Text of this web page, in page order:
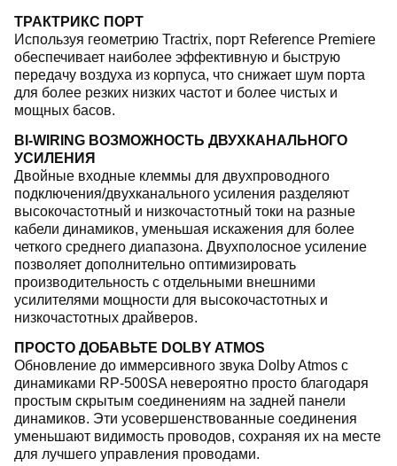
ТРАКТРИКС ПОРТ
Используя геометрию Tractrix, порт Reference Premiere
обеспечивает наиболее эффективную и быструю
передачу воздуха из корпуса, что снижает шум порта
для более резких низких частот и более чистых и
мощных басов.
BI-WIRING ВОЗМОЖНОСТЬ ДВУХКАНАЛЬНОГО
УСИЛЕНИЯ
Двойные входные клеммы для двухпроводного
подключения/двухканального усиления разделяют
высокочастотный и низкочастотный токи на разные
кабели динамиков, уменьшая искажения для более
четкого среднего диапазона. Двухполосное усиление
позволяет дополнительно оптимизировать
производительность с отдельными внешними
усилителями мощности для высокочастотных и
низкочастотных драйверов.
ПРОСТО ДОБАВЬТЕ DOLBY ATMOS
Обновление до иммерсивного звука Dolby Atmos с
динамиками RP-500SA невероятно просто благодаря
простым скрытым соединениям на задней панели
динамиков. Эти усовершенствованные соединения
уменьшают видимость проводов, сохраняя их на месте
для лучшего управления проводами.